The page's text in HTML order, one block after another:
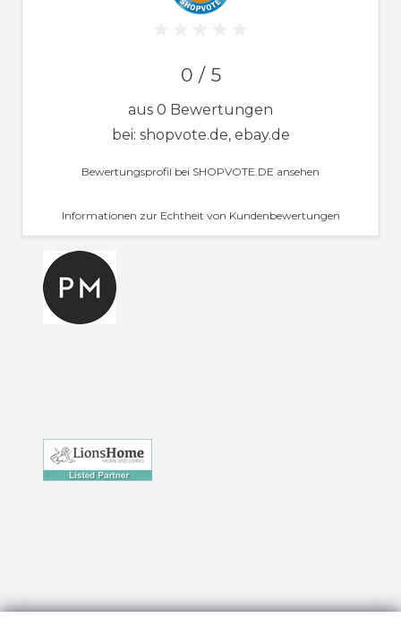
0 / 5
aus 0 Bewertungen
bei: shopvote.de, ebay.de
Bewertungsprofil bei SHOPVOTE.DE ansehen
Informationen zur Echtheit von Kundenbewertungen